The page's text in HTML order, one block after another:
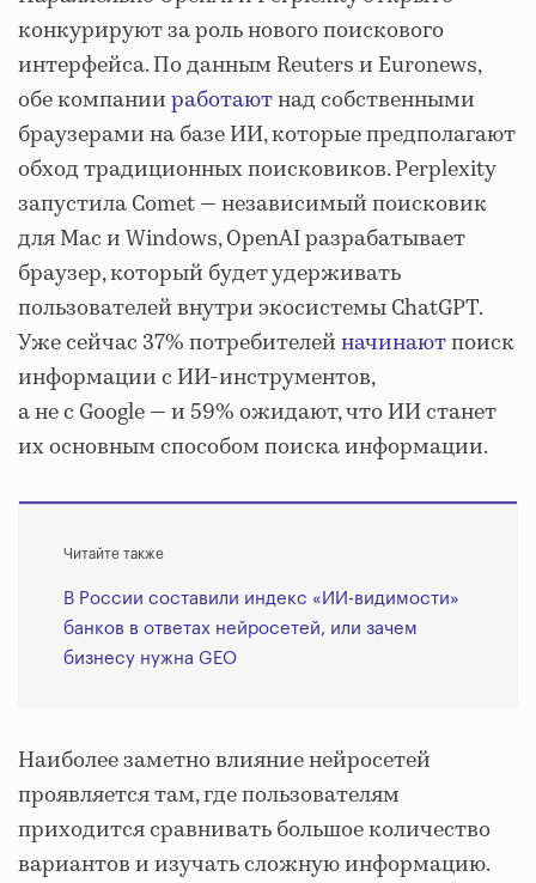
конкурируют за роль нового поискового
интерфейса. По данным Reuters и Euronews,
обе компанииработаютнад собственными
браузерами на базе ИИ, которые предполагают
обход традиционных поисковиков. Perplexity
запустила Comet — независимый поисковик
для Mac и Windows, OpenAI разрабатывает
браузер, который будет удерживать
пользователей внутри экосистемы ChatGPT.
Уже сейчас 37% потребителейначинаютпоиск
информации с ИИ-инструментов,
а не с Google — и 59% ожидают, что ИИ станет
их основным способом поиска информации.
Читайте также
В России составили индекс «ИИ-видимости»
банков в ответах нейросетей, или зачем
бизнесу нужна GEO
Наиболее заметно влияние нейросетей
проявляется там, где пользователям
приходится сравнивать большое количество
вариантов и изучать сложную информацию.